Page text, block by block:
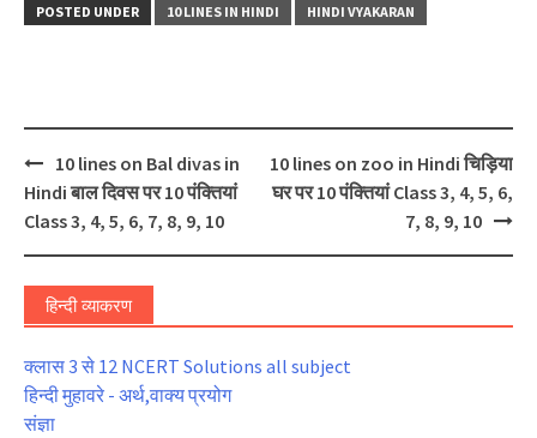
POSTED UNDER 10 LINES IN HINDI HINDI VYAKARAN
Post
navigation
10 lines on Bal divas in
Hindi बाल दिवस पर 10 पंक्तियां
Class 3, 4, 5, 6, 7, 8, 9, 10
10 lines on zoo in Hindi चिड़िया
घर पर 10 पंक्तियां Class 3, 4, 5, 6,
7, 8, 9, 10
हिन्दी व्याकरण
क्लास 3 से 12 NCERT Solutions all subject
हिन्दी मुहावरे - अर्थ,वाक्य प्रयोग
संज्ञा